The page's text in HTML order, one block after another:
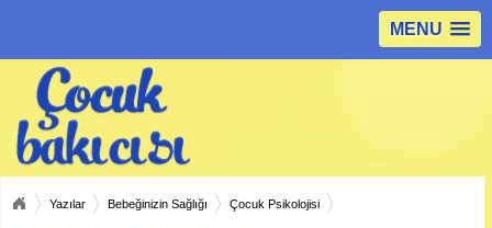
MENU
Yazılar Bebeğinizin Sağlığı Çocuk Psikolojisi